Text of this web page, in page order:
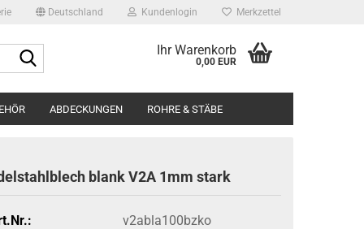
Deutschland Kundenlogin Merkzettel
Ihr Warenkorb
0,00 EUR
ABDECKUNGEN ROHRE & STÄBE
blank V2A 1mm stark
v2abla100bzko